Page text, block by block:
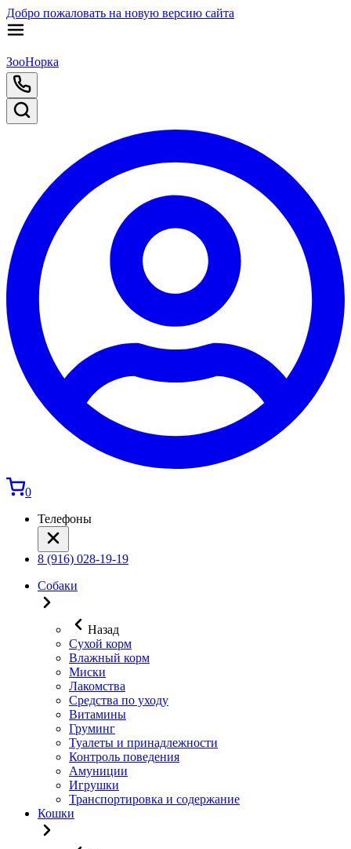
Добро пожаловать на новую версию сайта
ЗооНорка
0
Телефоны
8 (916) 028-19-19
Собаки
Назад
Сухой корм
Влажный корм
Миски
Лакомства
Средства по уходу
Витамины
Груминг
Туалеты и принадлежности
Контроль поведения
Амуниции
Игрушки
Транспортировка и содержание
Кошки